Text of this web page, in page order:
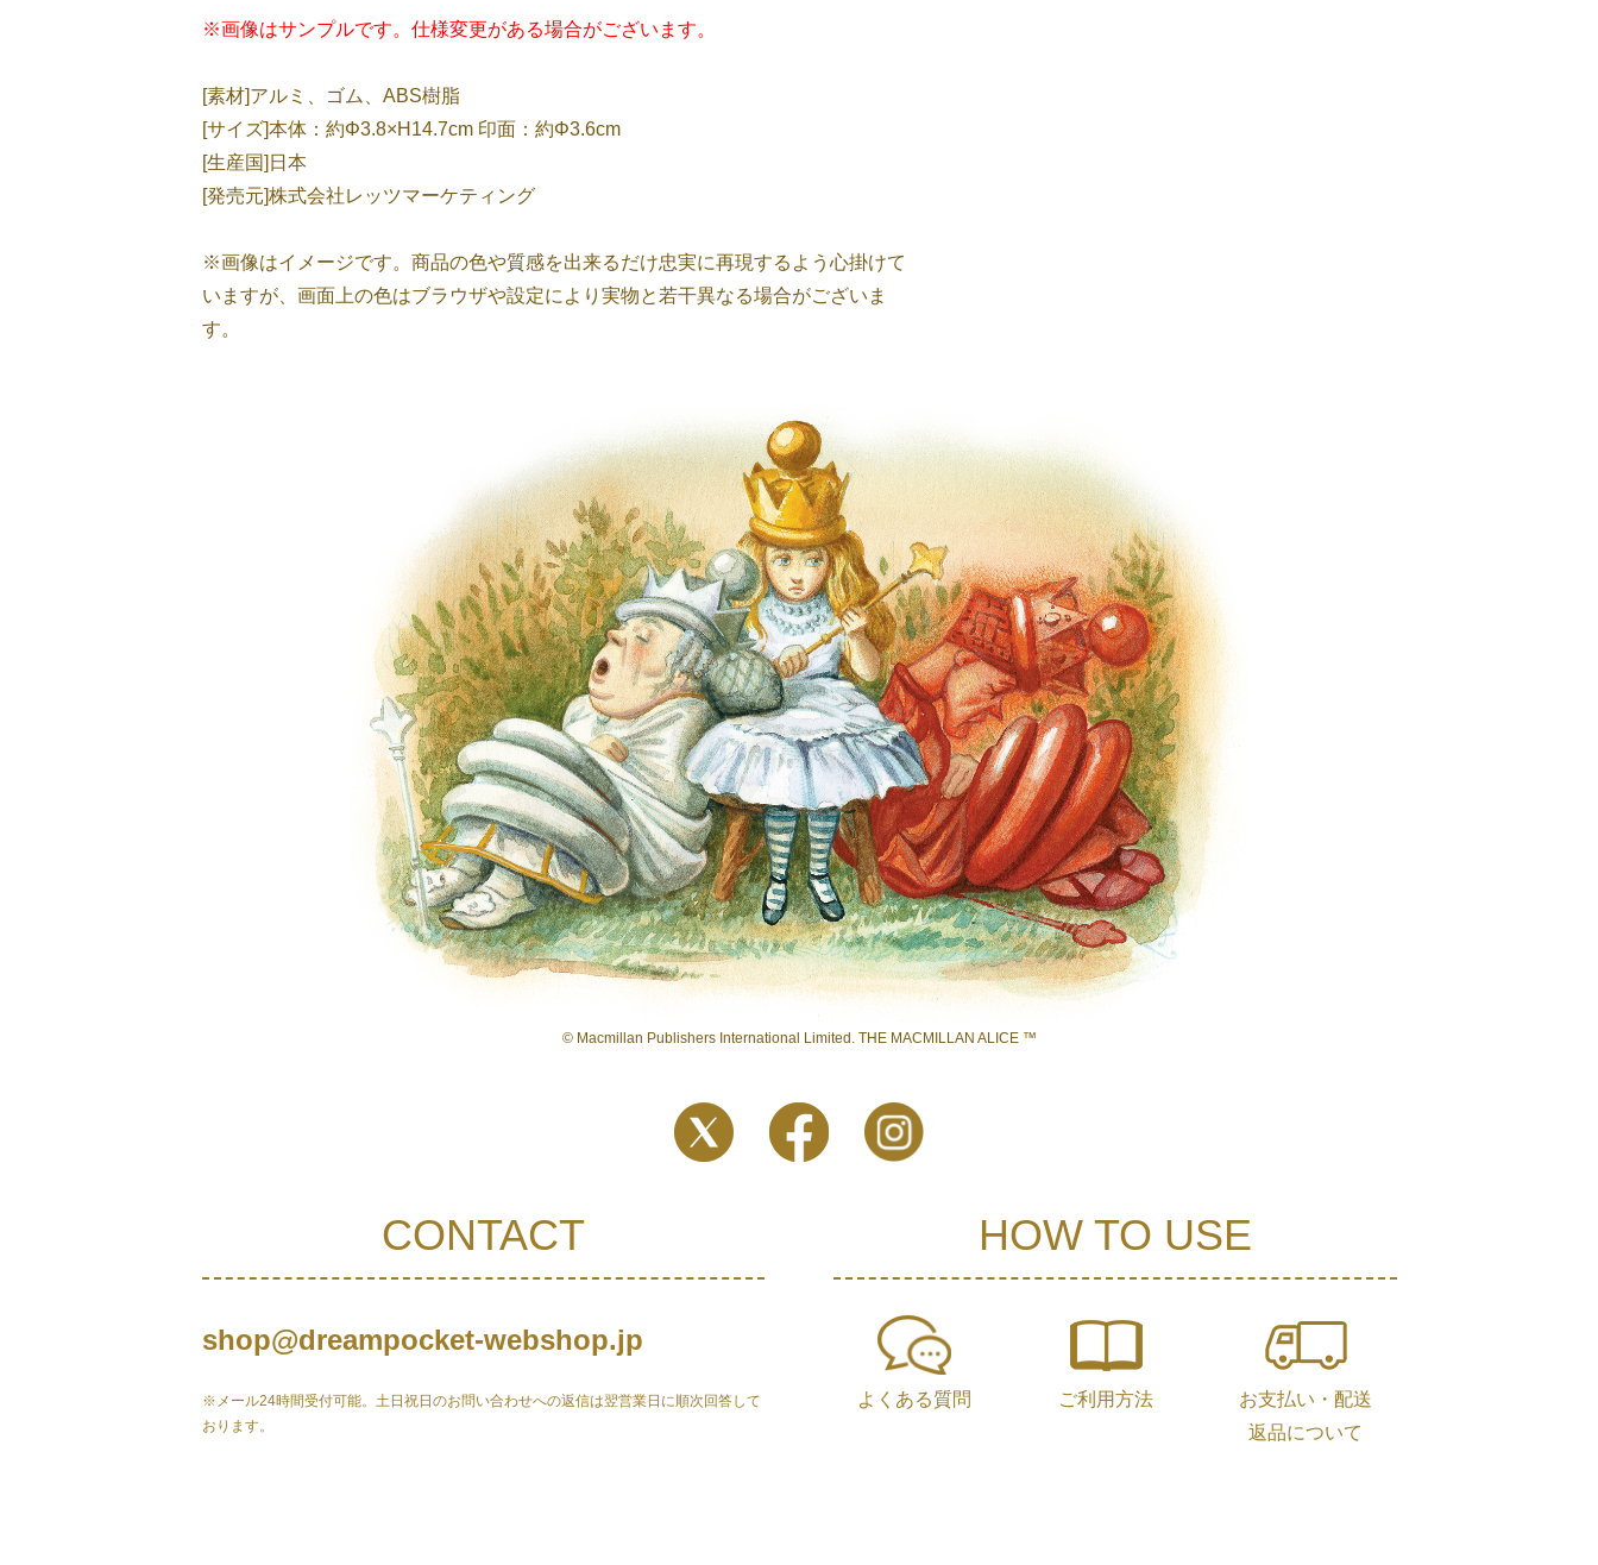
※画像はサンプルです。仕様変更がある場合がございます。
[素材]アルミ、ゴム、ABS樹脂
[サイズ]本体：約Φ3.8×H14.7cm 印面：約Φ3.6cm
[生産国]日本
[発売元]株式会社レッツマーケティング
※画像はイメージです。商品の色や質感を出来るだけ忠実に再現するよう心掛けて
いますが、画面上の色はブラウザや設定により実物と若干異なる場合がございま
す。
© Macmillan Publishers International Limited. THE MACMILLAN ALICE ™
CONTACT
shop@dreampocket-webshop.jp
※メール24時間受付可能。土日祝日のお問い合わせへの返信は翌営業日に順次回答して
おります。
HOW TO USE
よくある質問 ご利用方法
お支払い・配送
返品について